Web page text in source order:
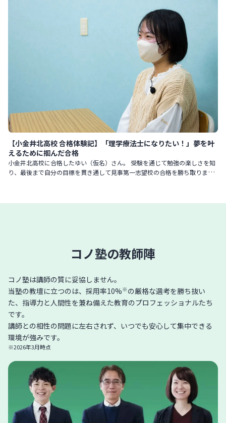
【小金井北高校 合格体験記】「理学療法士になりたい！」夢を叶
えるために掴んだ合格
小金井北高校に合格したゆい（仮名）さん。 受験を通じて勉強の楽しさを知
り、最後まで自分の目標を貫き通して見事第一志望校の合格を勝ち取りまし
コノ塾の教師陣
コノ塾は講師の質に妥協しません。
当塾の教壇に立つのは、採用率10%※ の厳格な選考を勝ち抜い
た、指導力と人間性を兼ね備えた教育のプロフェッショナルたち
です。
講師との相性の問題に左右されず、いつでも安心して集中できる
環境が強みです。
※2026年3月時点